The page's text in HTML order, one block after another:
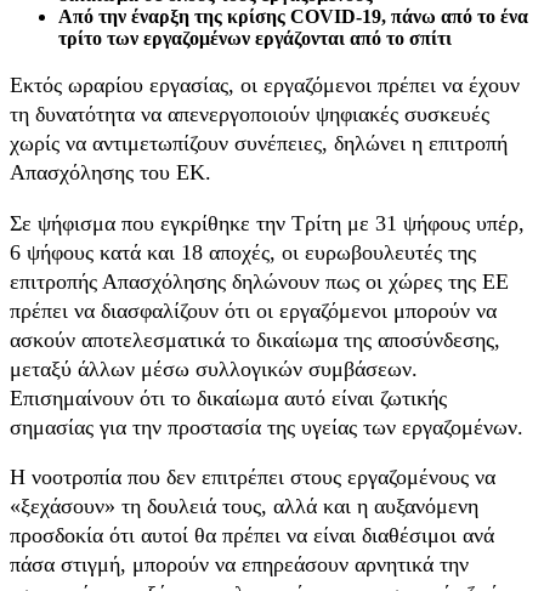
Από την έναρξη της κρίσης COVID-19, πάνω από το ένα
τρίτο των εργαζομένων εργάζονται από το σπίτι
Εκτός ωραρίου εργασίας, οι εργαζόμενοι πρέπει να έχουν
τη δυνατότητα να απενεργοποιούν ψηφιακές συσκευές
χωρίς να αντιμετωπίζουν συνέπειες, δηλώνει η επιτροπή
Απασχόλησης του ΕΚ.
Σε ψήφισμα που εγκρίθηκε την Τρίτη με 31 ψήφους υπέρ,
6 ψήφους κατά και 18 αποχές, οι ευρωβουλευτές της
επιτροπής Απασχόλησης δηλώνουν πως οι χώρες της ΕΕ
πρέπει να διασφαλίζουν ότι οι εργαζόμενοι μπορούν να
ασκούν αποτελεσματικά το δικαίωμα της αποσύνδεσης,
μεταξύ άλλων μέσω συλλογικών συμβάσεων.
Επισημαίνουν ότι το δικαίωμα αυτό είναι ζωτικής
σημασίας για την προστασία της υγείας των εργαζομένων.
Η νοοτροπία που δεν επιτρέπει στους εργαζομένους να
«ξεχάσουν» τη δουλειά τους, αλλά και η αυξανόμενη
προσδοκία ότι αυτοί θα πρέπει να είναι διαθέσιμοι ανά
πάσα στιγμή, μπορούν να επηρεάσουν αρνητικά την